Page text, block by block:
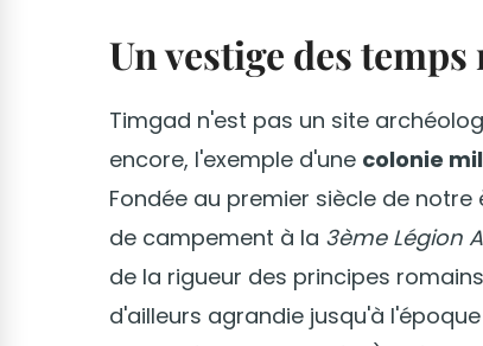
Un vestige des
Timgad n'est pas un site
encore, l'exemple d'une colonie
Fondée au premier siècle de
de campement à la 3ème Légion
de la rigueur des principes
d'ailleurs agrandie jusqu'à